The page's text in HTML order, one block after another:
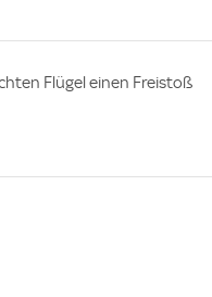
Flügel einen Freistoß